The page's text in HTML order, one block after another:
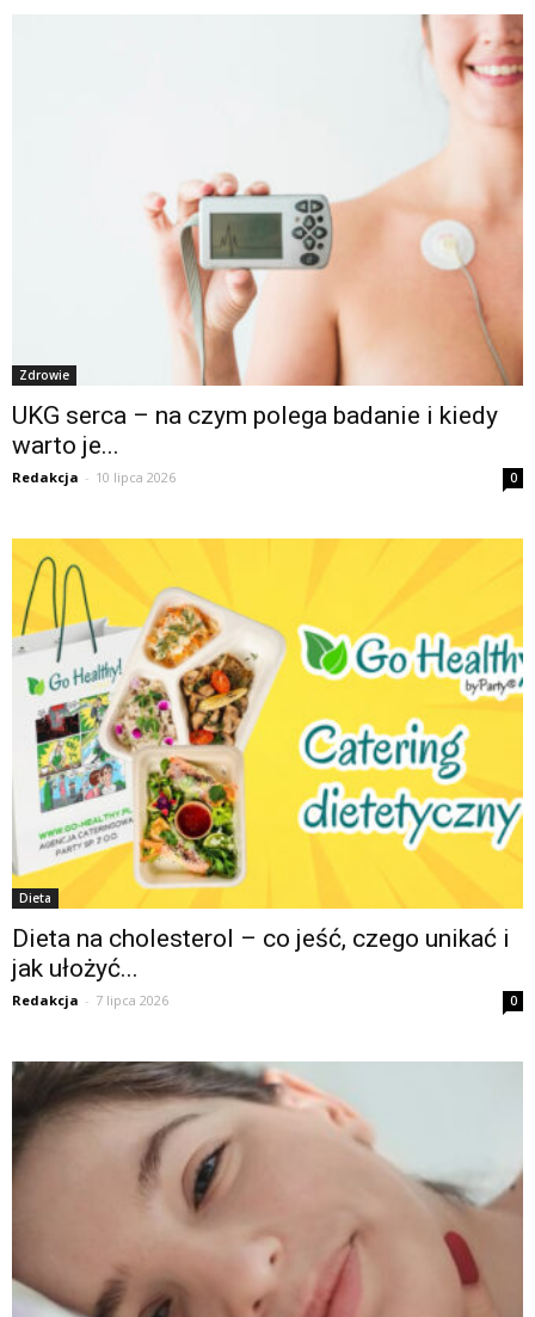
Zdrowie
UKG serca – na czym polega badanie i kiedy
warto je...
Redakcja - 10 lipca 2026 0
Dieta
Dieta na cholesterol – co jeść, czego unikać i
jak ułożyć...
Redakcja - 7 lipca 2026 0